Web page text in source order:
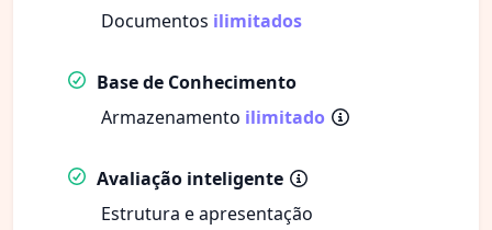
Documentos ilimitados
Base de Conhecimento
Armazenamento ilimitado
Avaliação inteligente
Estrutura e apresentação